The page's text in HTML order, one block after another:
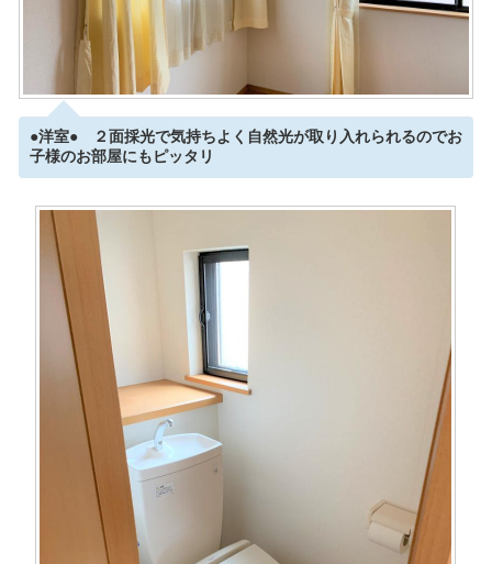
●洋室● ２面採光で気持ちよく自然光が取り入れられるのでお
子様のお部屋にもピッタリ